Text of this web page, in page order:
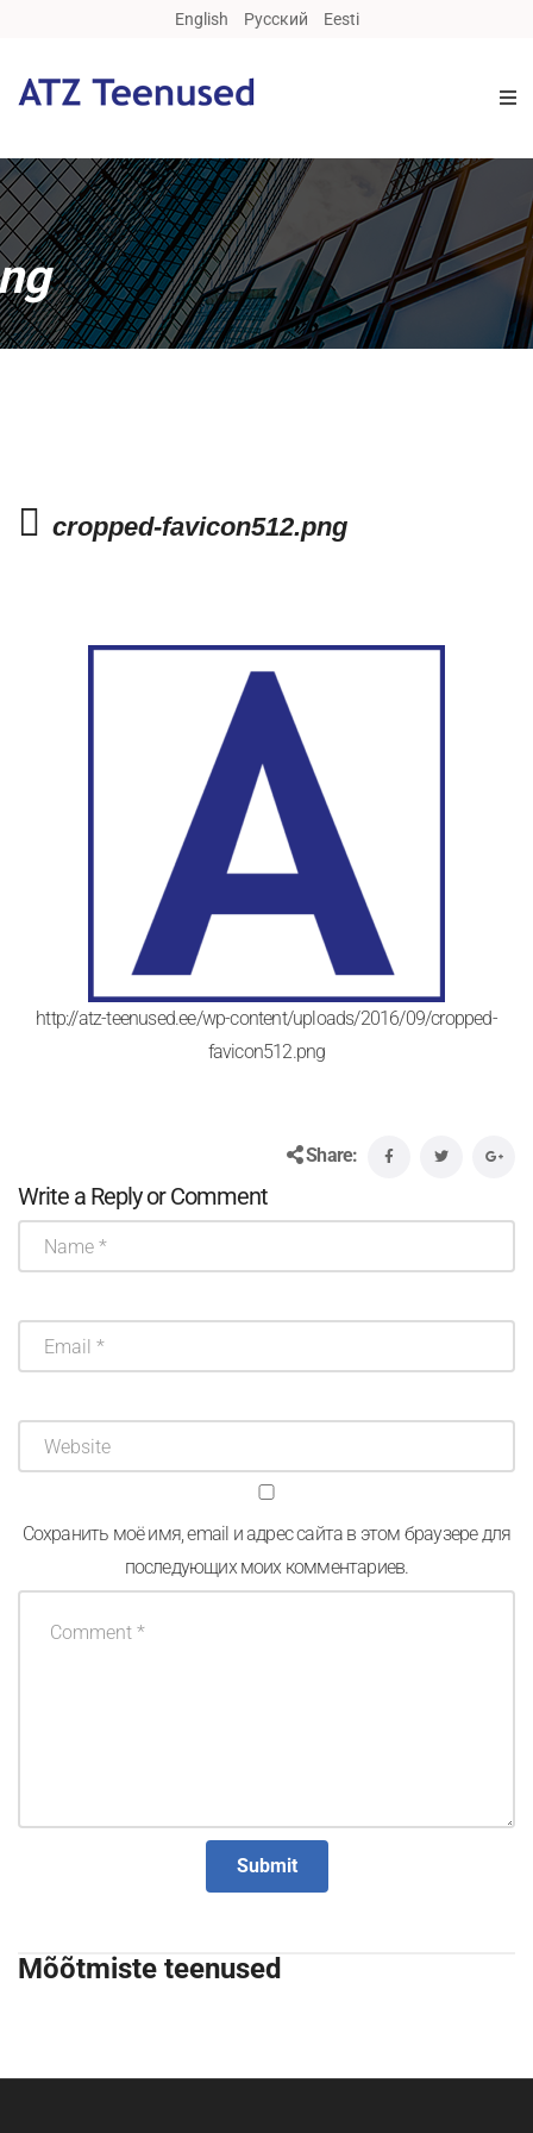
English Русский Eesti
cropped-favicon512.png
http://atz-teenused.ee/wp-content/uploads/2016/09/cropped-
favicon512.png
Share:
Write a Reply or Comment
Сохранить моё имя, email и адрес сайта в этом браузере для
последующих моих комментариев.
Mõõtmiste teenused